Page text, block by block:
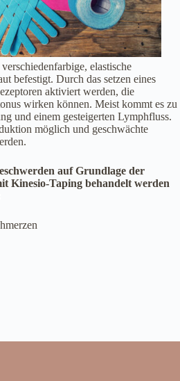
elastische
befestigt. Durch das setzen eines
aktiviert werden, die
wirken können. Meist kommt es zu
und einem gesteigerten Lymphfluss.
möglich und geschwächte
auf Grundlage der
Kinesio-Taping behandelt werden